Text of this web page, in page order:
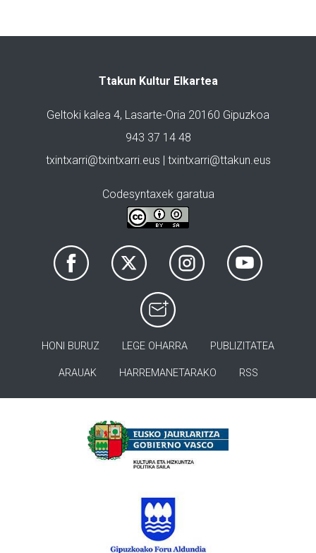
Ttakun Kultur Elkartea
Geltoki kalea 4, Lasarte-Oria 20160 Gipuzkoa
943 37 14 48
txintxarri@txintxarri.eus | txintxarri@ttakun.eus
Codesyntaxek garatua
HONI BURUZ LEGE OHARRA PUBLIZITATEA
ARAUAK HARREMANETARAKO RSS